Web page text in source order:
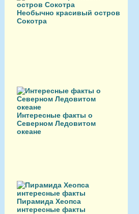
Необычно красивый остров
Сокотра
Интересные факты о
Северном Ледовитом
океане
Пирамида Хеопса
интересные факты